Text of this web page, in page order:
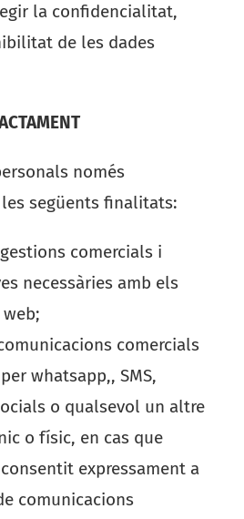
la confidencialitat,
de les dades
només
següents finalitats:
comercials i
necessàries amb els
comercials
whatsapp,, SMS,
o qualsevol un altre
o físic, en cas que
expressament a
comunicacions